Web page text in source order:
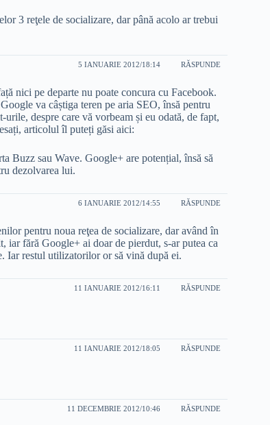
3 reţele de socializare, dar până acolo ar trebui
5 IANUARIE 2012/18:14 RĂSPUNDE
nici pe departe nu poate concura cu Facebook.
va câștiga teren pe aria SEO, însă pentru
despre care vă vorbeam și eu odată, de fapt,
articolul îl puteți găsi aici:
Buzz sau Wave. Google+ are potențial, însă să
dezolvarea lui.
6 IANUARIE 2012/14:55 RĂSPUNDE
pentru noua reţea de socializare, dar având în
iar fără Google+ ai doar de pierdut, s-ar putea ca
Iar restul utilizatorilor or să vină după ei.
11 IANUARIE 2012/16:11 RĂSPUNDE
11 IANUARIE 2012/18:05 RĂSPUNDE
11 DECEMBRIE 2012/10:46 RĂSPUNDE